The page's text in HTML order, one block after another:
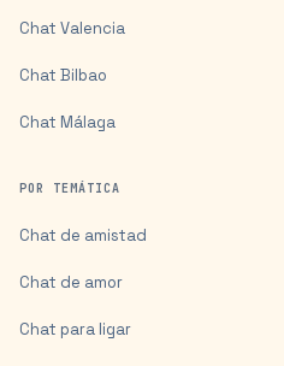
Chat Valencia
Chat Bilbao
Chat Málaga
POR TEMÁTICA
Chat de amistad
Chat de amor
Chat para ligar